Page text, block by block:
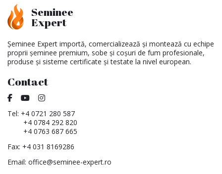
Seminee
Expert
Șeminee Expert importă, comercializează și montează cu echipe
proprii șeminee premium, sobe și coșuri de fum profesionale,
produse și sisteme certificate și testate la nivel european.
Contact
Tel: +4 0721 280 587
+4 0784 292 820
+4 0763 687 665
Fax: +4 031 8169286
Email: office@seminee-expert.ro